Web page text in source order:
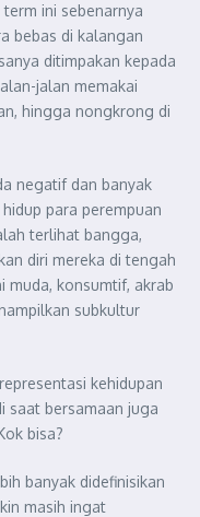
ini sebenarnya
bebas di kalangan
ditimpakan kepada
jalan memakai
hingga nongkrong di
negatif dan banyak
para perempuan
terlihat bangga,
diri mereka di tengah
muda, konsumtif, akrab
subkultur
kehidupan
saat bersamaan juga
bisa?
banyak didefinisikan
masih ingat